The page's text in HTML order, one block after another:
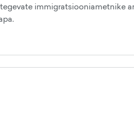
immigratsiooniametnike